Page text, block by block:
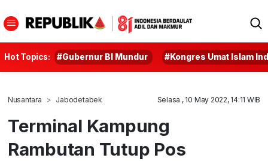
Hot Topics: #Gubernur BI Mundur #Kongres Umat Islam
Nusantara Jabodetabek Selasa , 10 May 2022, 14:11 WIB
Terminal Kampung
Rambutan Tutup Pos